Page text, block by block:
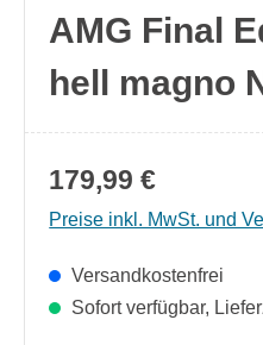
AMG Final
hell magno
179,99 €
Preise inkl. MwSt. und
Versandkostenfrei
Sofort verfügbar,